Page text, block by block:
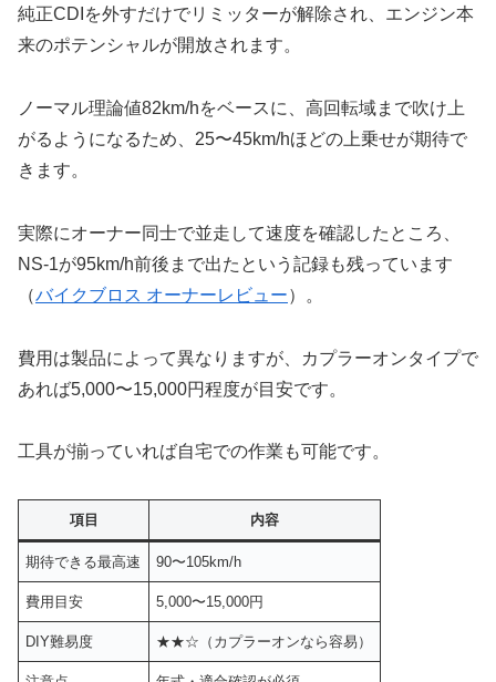
純正CDIを外すだけでリミッターが解除され、エンジン本
来のポテンシャルが開放されます。
ノーマル理論値82km/hをベースに、高回転域まで吹け上
がるようになるため、25〜45km/hほどの上乗せが期待で
きます。
実際にオーナー同士で並走して速度を確認したところ、
NS-1が95km/h前後まで出たという記録も残っています
（バイクブロス オーナーレビュー）。
費用は製品によって異なりますが、カプラーオンタイプで
あれば5,000〜15,000円程度が目安です。
工具が揃っていれば自宅での作業も可能です。
項目 内容
期待できる最高速 90〜105km/h
費用目安 5,000〜15,000円
DIY難易度 ★★☆（カプラーオンなら容易）